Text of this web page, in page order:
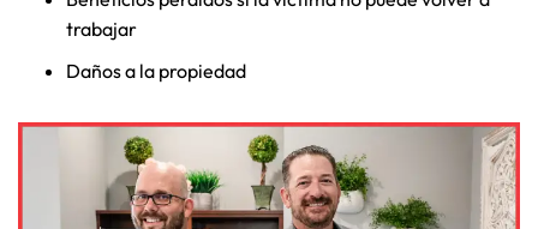
trabajar
Daños a la propiedad